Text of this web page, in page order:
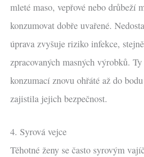
mleté maso, vepřové nebo drůbeží
konzumovat dobře uvařené.
úprava zvyšuje riziko infekce,
zpracovaných masných výrobků.
konzumací znovu ohřáté až do
zajistila jejich bezpečnost.
4. Syrová vejce
Těhotné ženy se často syrovým